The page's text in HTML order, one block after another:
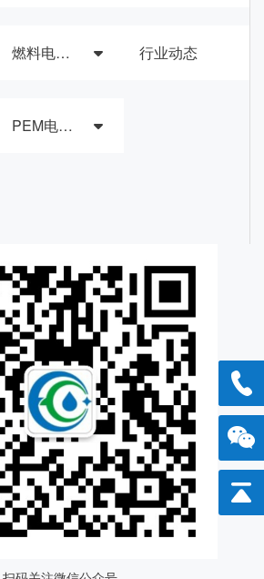
燃料电池催化材料与膜电极
PEM电解槽催化材料与器件
行业动态